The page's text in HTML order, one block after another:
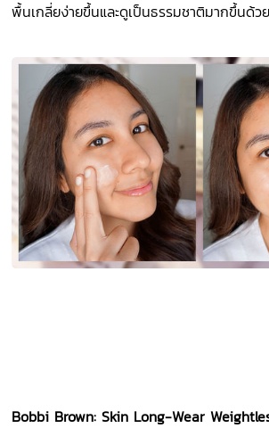
พื้นเกลี่ยง่ายขึ้นและดูเป็นธรรมชาติมากขึ้นด้วย
Bobbi Brown: Skin Long-Wear